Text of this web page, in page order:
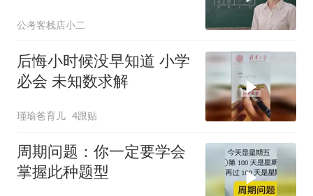
公考客栈店小二
后悔小时候没早知道 小学
必会 未知数求解
瑾瑜爸育儿 4跟贴
周期问题：你一定要学会
掌握此种题型